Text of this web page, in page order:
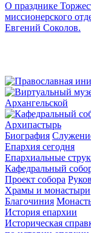
О празднике
миссионерского
Евгений Соколов.
Архипастырь
Биография
Епархия сегодня
Епархиальные
Кафедральный
Проект собора
Храмы и монастыри
Благочиния
История епархии
Историческая